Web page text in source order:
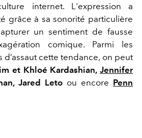
internet. L'expression a
grâce à sa sonorité particulière
un sentiment de fausse
comique. Parmi les
d’assaut cette tendance, on peut
et Khloé Kardashian,Jennifer
Jared Leto ou encore Penn